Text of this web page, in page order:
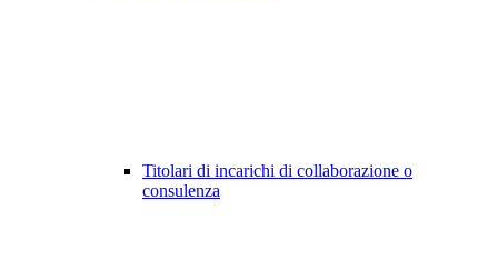
Titolari di incarichi di collaborazione o
consulenza